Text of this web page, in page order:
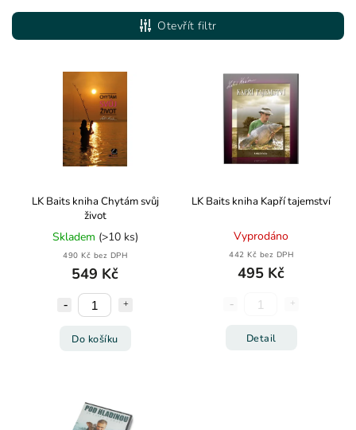
Nejlevnější
Nejdražší
Otevřít filtr
LK Baits kniha Chytám svůj
život
Skladem (>10 ks)
490 Kč bez DPH
549 Kč
Do košíku
LK Baits kniha Kapří tajemství
Vyprodáno
442 Kč bez DPH
495 Kč
Detail